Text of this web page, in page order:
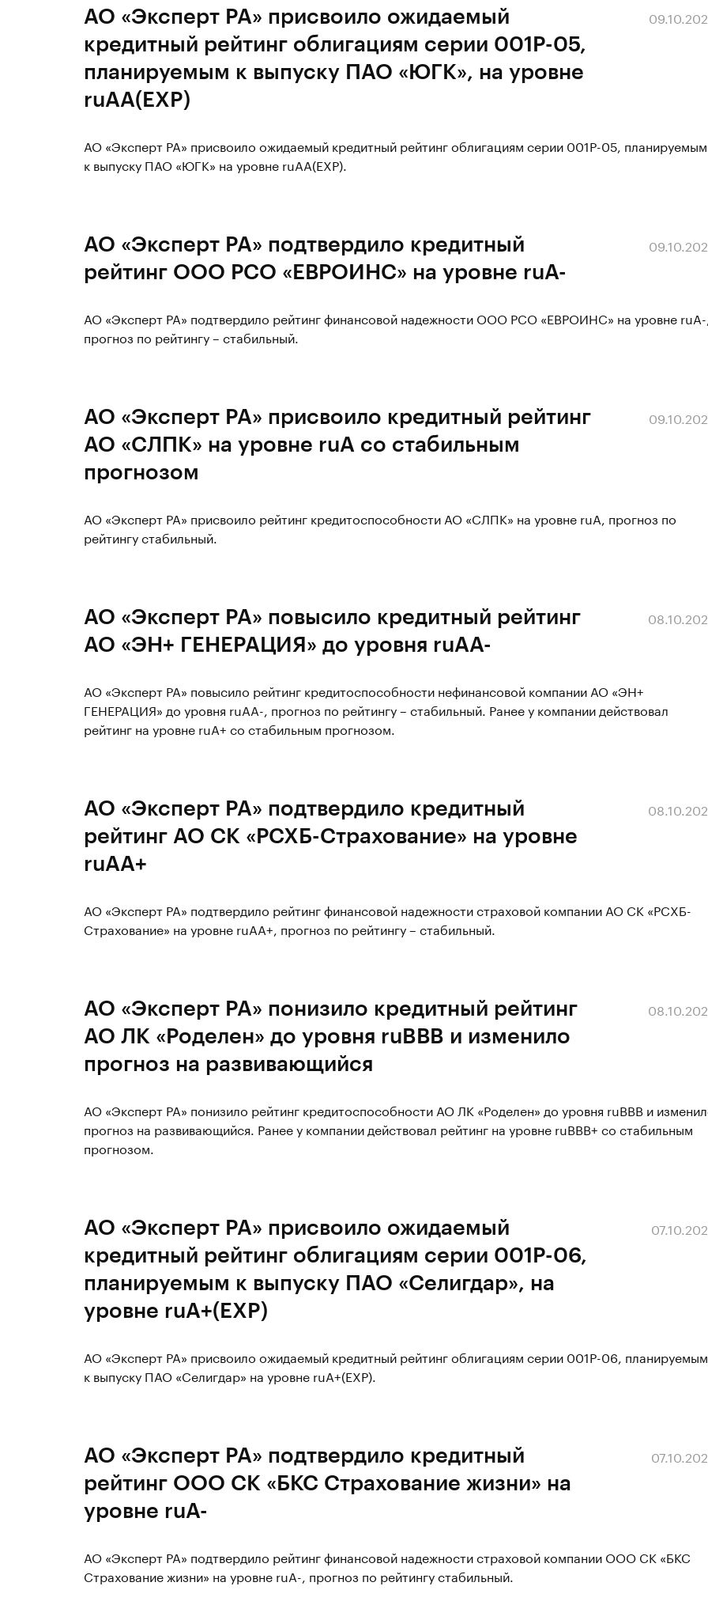
АО «Эксперт РА» присвоило ожидаемый
кредитный рейтинг облигациям серии 001Р-05,
планируемым к выпуску ПАО «ЮГК», на уровне
ruAA(EXP)
АО «Эксперт РА» присвоило ожидаемый кредитный рейтинг облигациям серии 001Р-05, планируемым
к выпуску ПАО «ЮГК» на уровне ruAA(EXP).
АО «Эксперт РА» подтвердило кредитный
рейтинг ООО РСО «ЕВРОИНС» на уровне ruA-
АО «Эксперт РА» подтвердило рейтинг финансовой надежности ООО РСО «ЕВРОИНС» на уровне
прогноз по рейтингу – стабильный.
АО «Эксперт РА» присвоило кредитный рейтинг
АО «СЛПК» на уровне ruА со стабильным
прогнозом
АО «Эксперт РА» присвоило рейтинг кредитоспособности АО «СЛПК» на уровне ruА, прогноз по
рейтингу стабильный.
АО «Эксперт РА» повысило кредитный рейтинг
АО «ЭН+ ГЕНЕРАЦИЯ» до уровня ruAA-
АО «Эксперт РА» повысило рейтинг кредитоспособности нефинансовой компании АО «ЭН+
ГЕНЕРАЦИЯ» до уровня ruAA-, прогноз по рейтингу – стабильный. Ранее у компании действовал
рейтинг на уровне ruA+ со стабильным прогнозом.
АО «Эксперт РА» подтвердило кредитный
рейтинг АО СК «РСХБ-Страхование» на уровне
ruАА+
АО «Эксперт РА» подтвердило рейтинг финансовой надежности страховой компании АО СК «РСХБ-
Страхование» на уровне ruАА+, прогноз по рейтингу – стабильный.
АО «Эксперт РА» понизило кредитный рейтинг
АО ЛК «Роделен» до уровня ruBВB и изменило
прогноз на развивающийся
АО «Эксперт РА» понизило рейтинг кредитоспособности АО ЛК «Роделен» до уровня ruВВВ и
прогноз на развивающийся. Ранее у компании действовал рейтинг на уровне ruBBВ+ со стабильным
прогнозом.
АО «Эксперт РА» присвоило ожидаемый
кредитный рейтинг облигациям серии 001Р-06,
планируемым к выпуску ПАО «Селигдар», на
уровне ruA+(EXP)
АО «Эксперт РА» присвоило ожидаемый кредитный рейтинг облигациям серии 001Р-06, планируемым
к выпуску ПАО «Селигдар» на уровне ruA+(EXP).
АО «Эксперт РА» подтвердило кредитный
рейтинг ООО СК «БКС Страхование жизни» на
уровне ruA-
АО «Эксперт РА» подтвердило рейтинг финансовой надежности страховой компании ООО СК «БКС
Страхование жизни» на уровне ruA-, прогноз по рейтингу стабильный.